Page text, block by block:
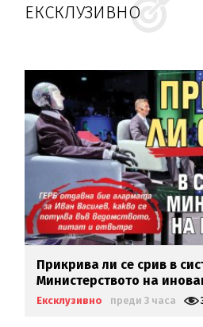
ЕКСКЛУЗИВНО
Прикрива ли се срив в
Министерството на
Ексклузивно преди 3 часа